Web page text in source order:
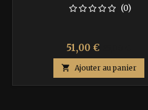
(0)
Prix
51,00 €
base
 Ajouter au panier